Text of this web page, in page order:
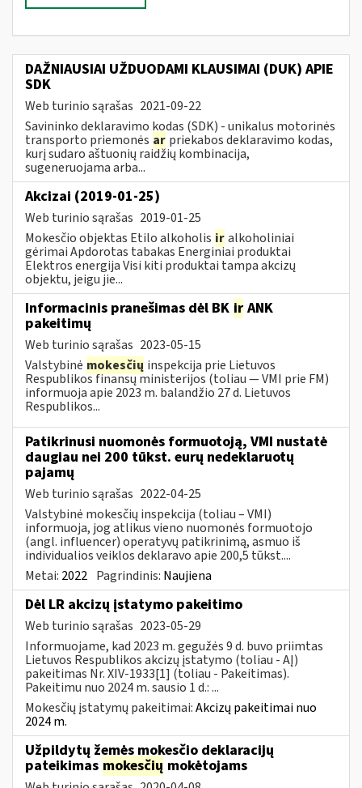
DAŽNIAUSIAI UŽDUODAMI KLAUSIMAI (DUK) APIE
SDK
Web turinio sąrašas 2021-09-22
Savininko deklaravimo kodas (SDK) - unikalus motorinės
transporto priemonės ar priekabos deklaravimo kodas,
kurį sudaro aštuonių raidžių kombinacija,
sugeneruojama arba...
Akcizai (2019-01-25)
Web turinio sąrašas 2019-01-25
Mokesčio objektas Etilo alkoholis iralkoholiniai
gėrimai Apdorotas tabakas Energiniai produktai
Elektros energija Visi kiti produktai tampa akcizų
objektu, jeigu jie...
Informacinis pranešimas dėl BK ir ANK
pakeitimų
Web turinio sąrašas 2023-05-15
Valstybinė mokesčių inspekcija prie Lietuvos
Respublikos finansų ministerijos (toliau — VMI prie FM)
informuoja apie 2023 m. balandžio 27 d. Lietuvos
Respublikos...
Patikrinusi nuomonės formuotoją, VMI nustatė
daugiau nei 200 tūkst. eurų nedeklaruotų
pajamų
Web turinio sąrašas 2022-04-25
Valstybinė mokesčių inspekcija (toliau – VMI)
informuoja, jog atlikus vieno nuomonės formuotojo
(angl. influencer) operatyvų patikrinimą, asmuo iš
individualios veiklos deklaravo apie 200,5 tūkst....
Metai: 2022 Pagrindinis: Naujiena
Dėl LR akcizų įstatymo pakeitimo
Web turinio sąrašas 2023-05-29
Informuojame, kad 2023 m. gegužės 9 d. buvo priimtas
Lietuvos Respublikos akcizų įstatymo (toliau - AĮ)
pakeitimas Nr. XIV-1933[1] (toliau - Pakeitimas).
Pakeitimu nuo 2024 m. sausio 1 d.: ...
Mokesčių įstatymų pakeitimai:Akcizų pakeitimai nuo
2024 m.
Užpildytų žemės mokesčio deklaracijų
pateikimas mokesčių mokėtojams